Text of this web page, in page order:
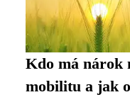
Kdo má nárok
mobilitu a jak